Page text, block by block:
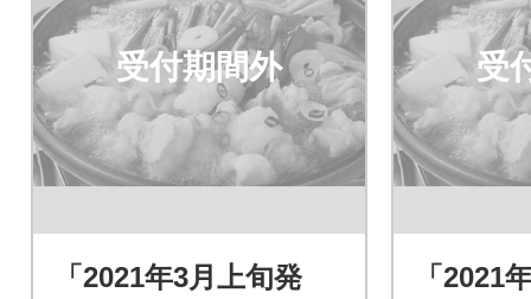
受付期間外
「2021年3月上旬発
受
「2021